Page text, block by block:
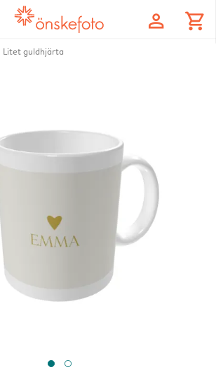
profile shopping_cart
Litet guldhjärta